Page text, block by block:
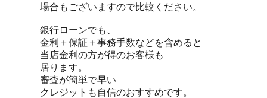
場合もございますので比較ください。
銀行ローンでも、
金利＋保証＋事務手数などを含めると
当店金利の方が得のお客様も
居ります。
審査が簡単で早い
クレジットも自信のおすすめです。